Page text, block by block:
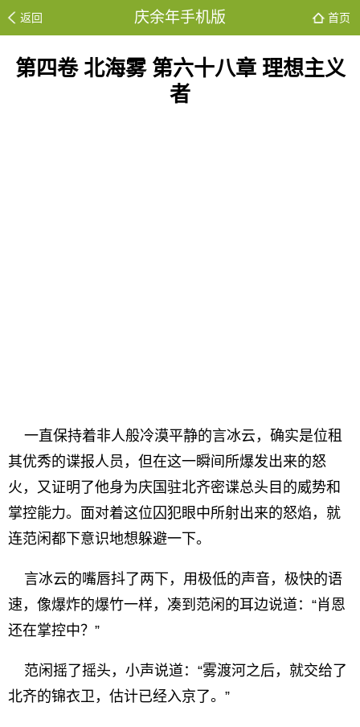
返回 庆余年手机版 首页
第四卷 北海雾 第六十八章 理想主义
者
一直保持着非人般冷漠平静的言冰云，确实是位租
其优秀的谍报人员，但在这一瞬间所爆发出来的怒
火，又证明了他身为庆国驻北齐密谍总头目的威势和
掌控能力。面对着这位囚犯眼中所射出来的怒焰，就
连范闲都下意识地想躲避一下。
言冰云的嘴唇抖了两下，用极低的声音，极快的语
速，像爆炸的爆竹一样，凑到范闲的耳边说道：“肖恩
还在掌控中？”
范闲摇了摇头，小声说道：“雾渡河之后，就交给了
北齐的锦衣卫，估计已经入京了。”